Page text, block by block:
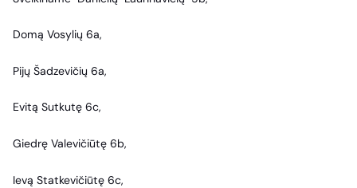
Domą Vosylių 6a,
Pijų Šadzevičių 6a,
Evitą Sutkutę 6c,
Giedrę Valevičiūtę 6b,
Ievą Statkevičiūtę 6c,